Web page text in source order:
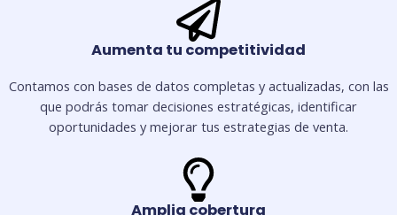
Aumenta tu competitividad
Contamos con bases de datos completas y actualizadas, con las
que podrás tomar decisiones estratégicas, identificar
oportunidades y mejorar tus estrategias de venta.
Amplia cobertura